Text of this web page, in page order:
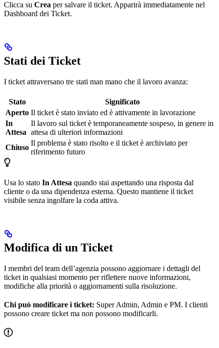
Clicca su Crea per salvare il ticket. Apparirà immediatamente nel
Dashboard dei Ticket.
Stati dei Ticket
I ticket attraversano tre stati man mano che il lavoro avanza:
Stato
Significato
Aperto Il ticket è stato inviato ed è attivamente in lavorazione
In
Attesa
Il lavoro sul ticket è temporaneamente sospeso, in genere in
attesa di ulteriori informazioni
Chiuso
Il problema è stato risolto e il ticket è archiviato per
riferimento futuro
Usa lo stato In Attesa quando stai aspettando una risposta dal
cliente o da una dipendenza esterna. Questo mantiene il ticket
visibile senza ingolfare la coda attiva.
Modifica di un Ticket
I membri del team dell’agenzia possono aggiornare i dettagli del
ticket in qualsiasi momento per riflettere nuove informazioni,
modifiche alla priorità o aggiornamenti sulla risoluzione.
Chi può modificare i ticket: Super Admin, Admin e PM. I clienti
possono creare ticket ma non possono modificarli.